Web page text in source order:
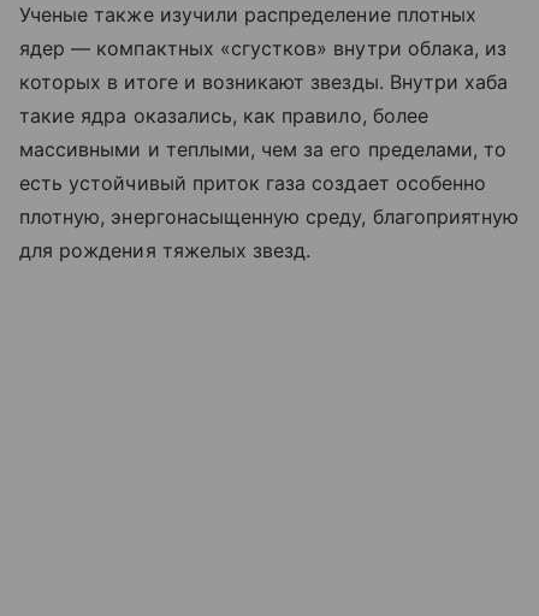
Ученые также изучили распределение плотных
ядер — компактных «сгустков» внутри облака, из
которых в итоге и возникают звезды. Внутри хаба
такие ядра оказались, как правило, более
массивными и теплыми, чем за его пределами, то
есть устойчивый приток газа создает особенно
плотную, энергонасыщенную среду, благоприятную
для рождения тяжелых звезд.